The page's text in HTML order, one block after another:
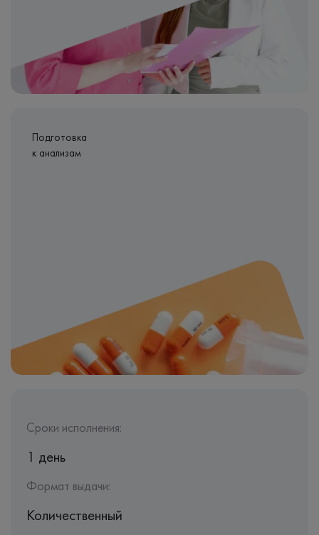
Подготовка
к анализам
Сроки исполнения:
1 день
Формат выдачи:
Количественный